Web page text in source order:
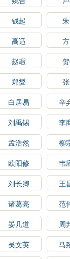
钱起
高适
赵嘏
郑燮
白居易
辛
刘禹锡
李
孟浩然
柳
欧阳修
韦
刘长卿
王
诸葛亮
范
晏几道
周
吴文英
马